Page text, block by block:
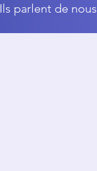
Ils parlent de nous